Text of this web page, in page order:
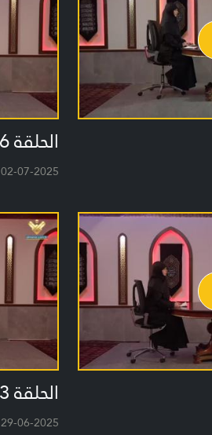
الحلقة 6
02-07-2025
الحلقة 3
29-06-2025